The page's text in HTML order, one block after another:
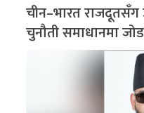
चीन–भारत
चुनौती समाधानमा जोड